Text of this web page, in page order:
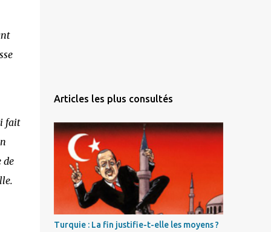
fait
de
Articles les plus consultés
Turquie : La fin justifie-t-elle les moyens ?